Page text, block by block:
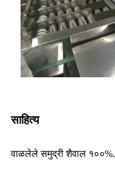
साहित्य
वाळलेले समुद्री शैवाल १००%.